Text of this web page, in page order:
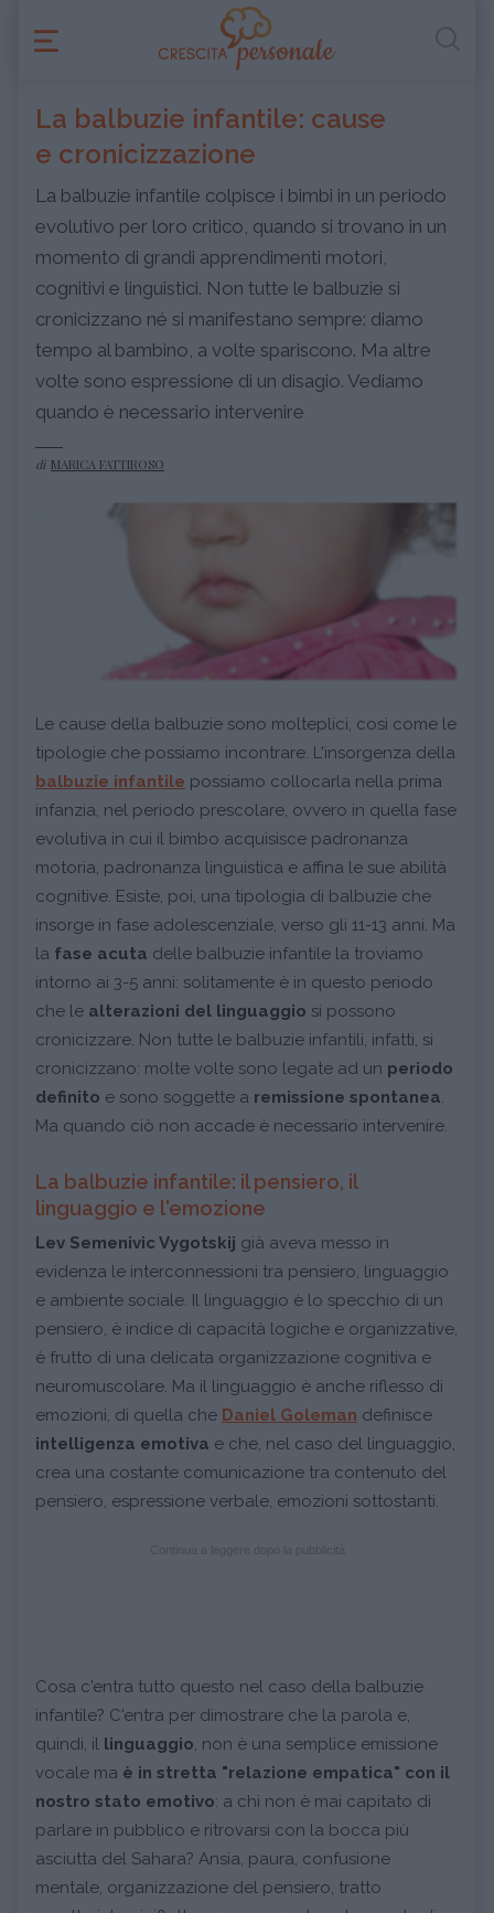
La balbuzie infantile: cause
e cronicizzazione
La balbuzie infantile colpisce i bimbi in un periodo
evolutivo per loro critico, quando si trovano in un
momento di grandi apprendimenti motori,
cognitivi e linguistici. Non tutte le balbuzie si
cronicizzano né si manifestano sempre: diamo
tempo al bambino, a volte spariscono. Ma altre
volte sono espressione di un disagio. Vediamo
quando è necessario intervenire
di MARICA FATTIROSO
Le cause della balbuzie sono molteplici, così come le
tipologie che possiamo incontrare. L'insorgenza della
balbuzie infantile possiamo collocarla nella prima
infanzia, nel periodo prescolare, ovvero in quella fase
evolutiva in cui il bimbo acquisisce padronanza
motoria, padronanza linguistica e affina le sue abilità
cognitive. Esiste, poi, una tipologia di balbuzie che
insorge in fase adolescenziale, verso gli 11-13 anni. Ma
la fase acuta delle balbuzie infantile la troviamo
intorno ai 3-5 anni: solitamente è in questo periodo
che le alterazioni del linguaggio si possono
cronicizzare. Non tutte le balbuzie infantili, infatti, si
cronicizzano: molte volte sono legate ad un periodo
definito e sono soggette a remissione spontanea.
Ma quando ciò non accade è necessario intervenire.
La balbuzie infantile: il pensiero, il
linguaggio e l'emozione
Lev Semenivic Vygotskij già aveva messo in
evidenza le interconnessioni tra pensiero, linguaggio
e ambiente sociale. Il linguaggio è lo specchio di un
pensiero, è indice di capacità logiche e organizzative,
è frutto di una delicata organizzazione cognitiva e
neuromuscolare. Ma il linguaggio è anche riflesso di
emozioni, di quella che Daniel Goleman definisce
intelligenza emotiva e che, nel caso del linguaggio,
crea una costante comunicazione tra contenuto del
pensiero, espressione verbale, emozioni sottostanti.
Cosa c'entra tutto questo nel caso della balbuzie
infantile? C'entra per dimostrare che la parola e,
quindi, il linguaggio, non è una semplice emissione
vocale ma è in stretta "relazione empatica" con il
nostro stato emotivo: a chi non è mai capitato di
parlare in pubblico e ritrovarsi con la bocca più
asciutta del Sahara? Ansia, paura, confusione
mentale, organizzazione del pensiero, tratto